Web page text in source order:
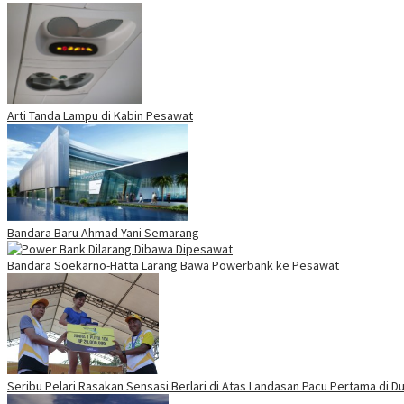
Arti Tanda Lampu di Kabin Pesawat
Bandara Baru Ahmad Yani Semarang
Bandara Soekarno-Hatta Larang Bawa Powerbank ke Pesawat
Seribu Pelari Rasakan Sensasi Berlari di Atas Landasan Pacu Pertama di